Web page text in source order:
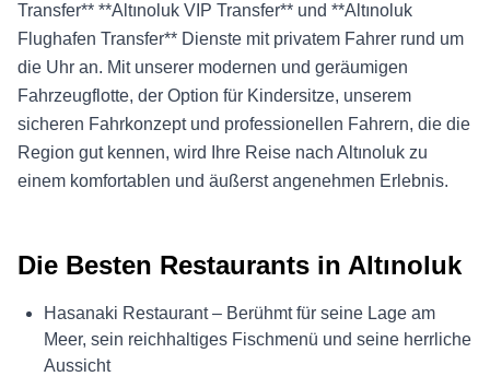
Transfer** **Altınoluk VIP Transfer** und **Altınoluk
Flughafen Transfer** Dienste mit privatem Fahrer rund um
die Uhr an. Mit unserer modernen und geräumigen
Fahrzeugflotte, der Option für Kindersitze, unserem
sicheren Fahrkonzept und professionellen Fahrern, die die
Region gut kennen, wird Ihre Reise nach Altınoluk zu
einem komfortablen und äußerst angenehmen Erlebnis.
Die Besten Restaurants in Altınoluk
Hasanaki Restaurant – Berühmt für seine Lage am
Meer, sein reichhaltiges Fischmenü und seine herrliche
Aussicht